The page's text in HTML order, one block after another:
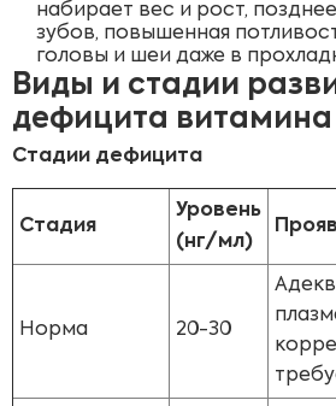
набирает вес и рост,
зубов, повышенная
головы и шеи даже в
Виды и стадии
дефицита витамина
Стадии дефицита
Стадия
Уровень
(нг/мл)
Норма 20-30